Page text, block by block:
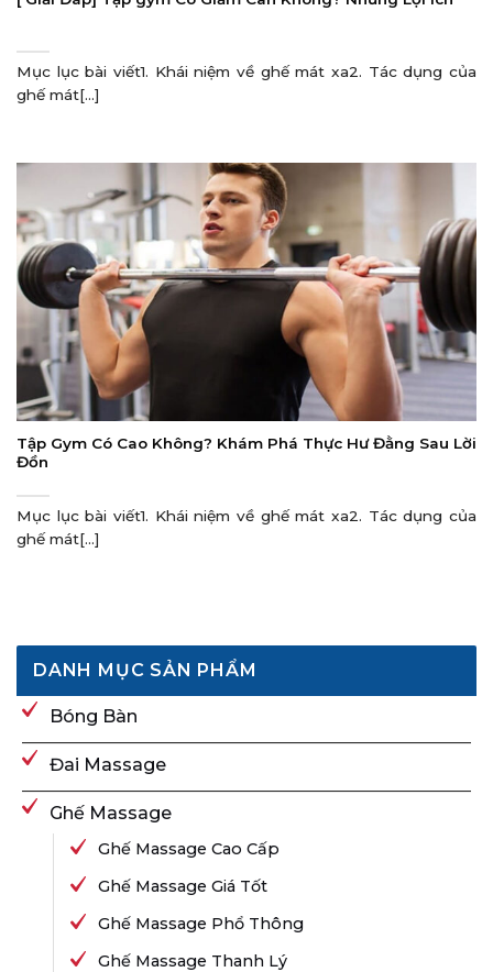
Mục lục bài viết1. Khái niệm về ghế mát xa2. Tác dụng của
ghế mát[...]
Tập Gym Có Cao Không? Khám Phá Thực Hư Đằng Sau Lời
Đồn
Mục lục bài viết1. Khái niệm về ghế mát xa2. Tác dụng của
ghế mát[...]
DANH MỤC SẢN PHẨM
Bóng Bàn
Đai Massage
Ghế Massage
Ghế Massage Cao Cấp
Ghế Massage Giá Tốt
Ghế Massage Phổ Thông
Ghế Massage Thanh Lý